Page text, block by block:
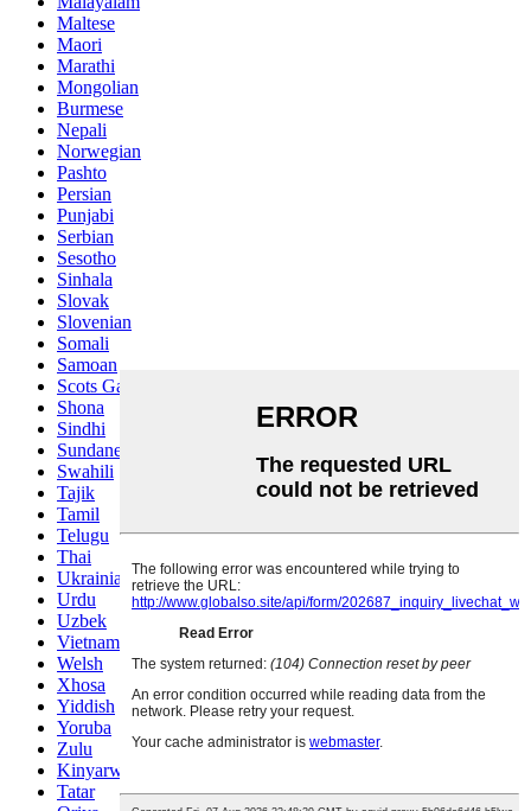
Maltese
Maori
Marathi
Mongolian
Burmese
Nepali
Norwegian
Pashto
Persian
Punjabi
Serbian
Sesotho
Sinhala
Slovak
Slovenian
Somali
Samoan
Scots Gaelic
Shona
Sindhi
Sundanese
Swahili
Tajik
Tamil
Telugu
Thai
Ukrainian
Urdu
Uzbek
Vietnamese
Welsh
Xhosa
Yiddish
Yoruba
Zulu
Kinyarwanda
Tatar